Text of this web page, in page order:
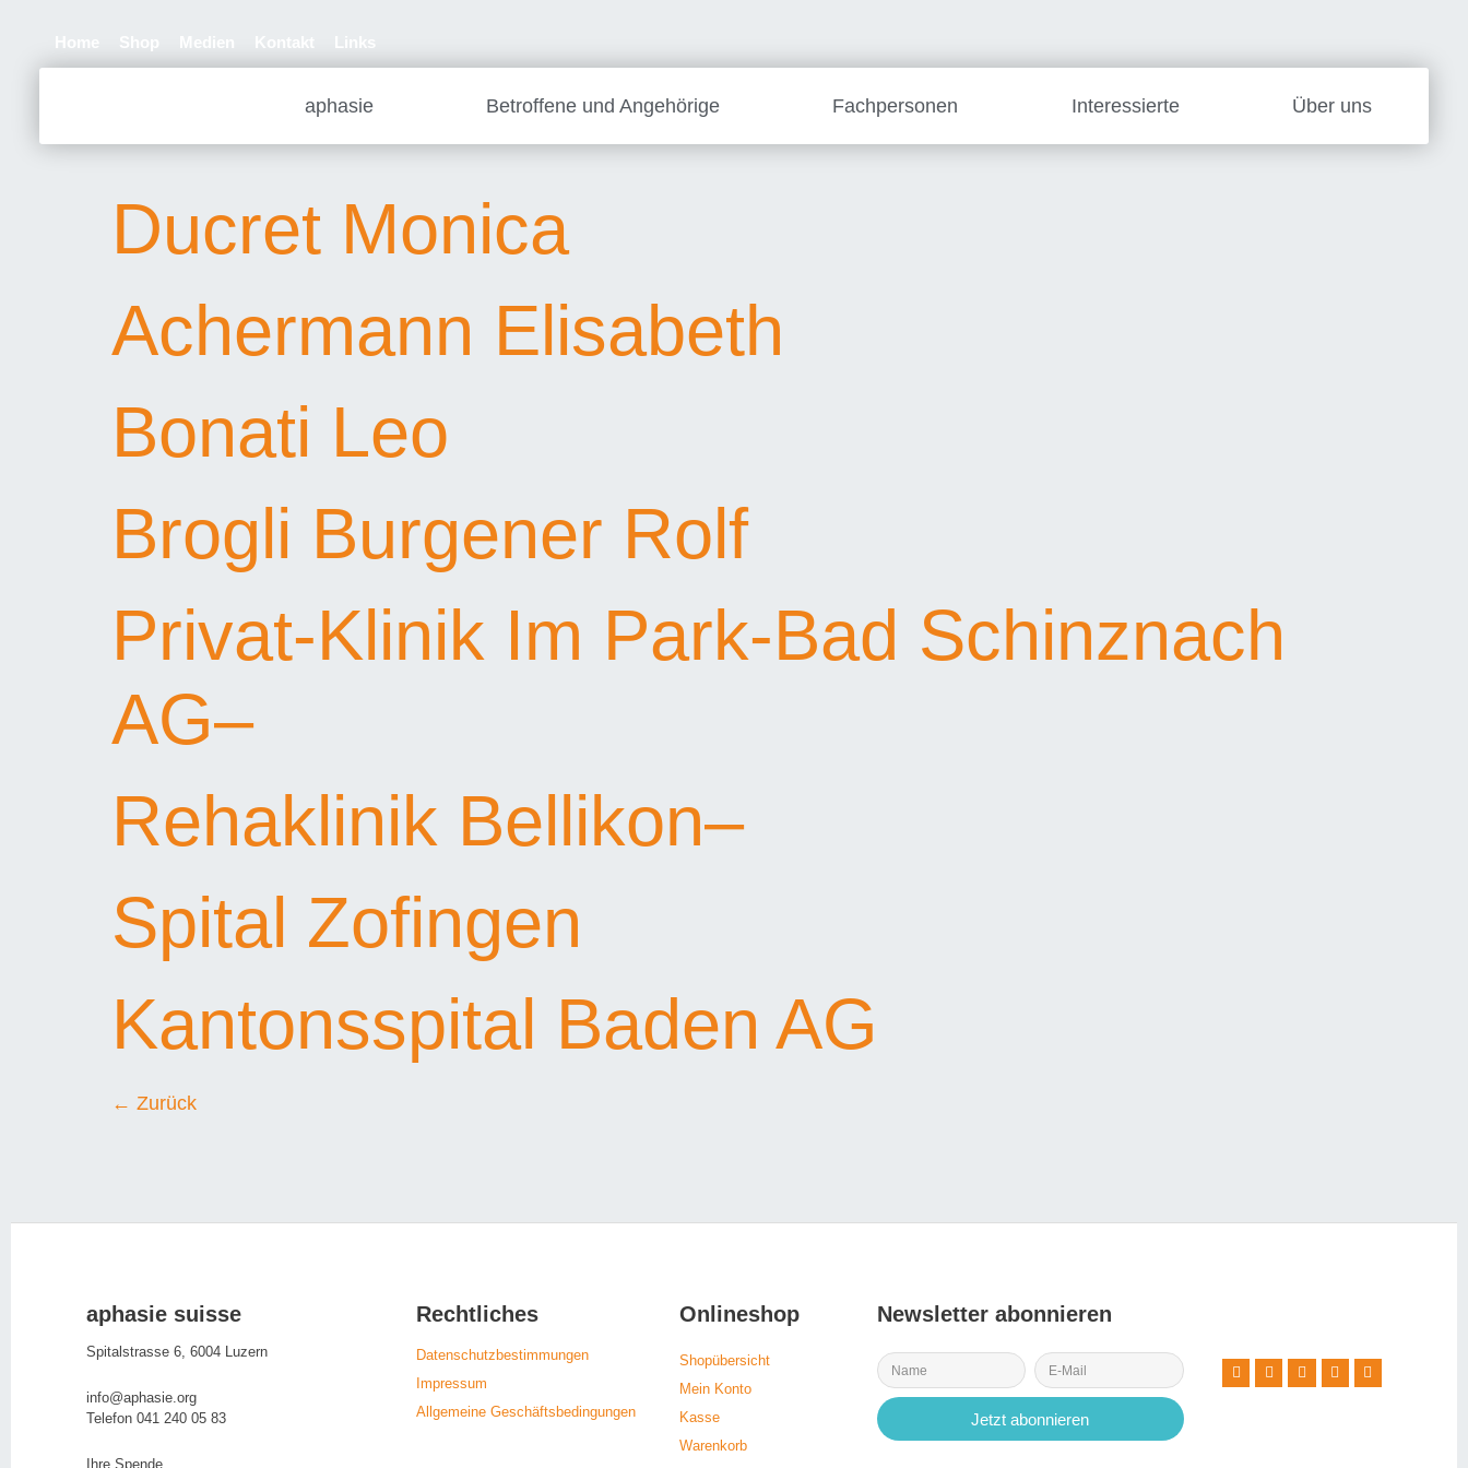
Home Shop Medien Kontakt Links
aphasie Betroffene und Angehörige Fachpersonen Interessierte Über uns
Ducret Monica
Achermann Elisabeth
Bonati Leo
Brogli Burgener Rolf
Privat-Klinik Im Park-Bad Schinznach
AG–
Rehaklinik Bellikon–
Spital Zofingen
Kantonsspital Baden AG
← Zurück
aphasie suisse
Spitalstrasse 6, 6004 Luzern
info@aphasie.org
Telefon 041 240 05 83
Ihre Spende
Rechtliches
Datenschutzbestimmungen
Impressum
Allgemeine Geschäftsbedingungen
Onlineshop
Shopübersicht
Mein Konto
Kasse
Warenkorb
Newsletter abonnieren
Jetzt abonnieren